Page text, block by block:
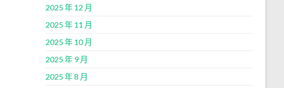
2025 年 12 月
2025 年 11 月
2025 年 10 月
2025 年 9 月
2025 年 8 月